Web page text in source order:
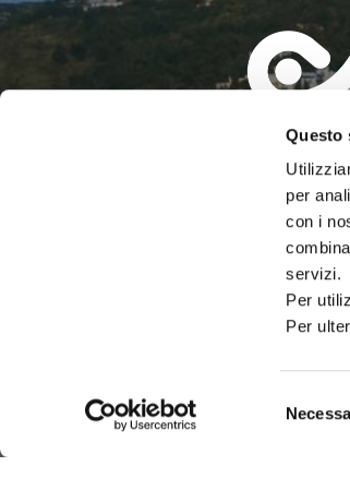
Questo
per
con i
servizi.
Per
Per
del
IAT –
DEL
PALAZZO
Via Mancini,
Tel:
Privacy Policy